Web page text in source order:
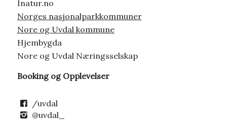
Inatur.no
Norges nasjonalparkkommuner
Nore og Uvdal kommune
Hjembygda
Nore og Uvdal Næringsselskap
Booking og Opplevelser
/uvdal
@uvdal_